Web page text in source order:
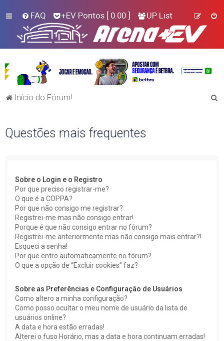
FAQ +EV Pontos [ 0.00 ] UP List
Início do Fórum!
Questões mais frequentes
Sobre o Login e o Registro
Por que preciso registrar-me?
O que é a COPPA?
Por que não consigo me registrar?
Registrei-me mas não consigo entrar!
Porque é que não consigo entrar no fórum?
Registrei-me anteriormente mas não consigo mais entrar?!
Esqueci a senha!
Por que entro automaticamente no fórum?
O que a opção de “Excluir cookies” faz?
Sobre as Preferências e Configuração de Usuários
Como altero a minha configuração?
Como posso ocultar o meu nome de usuário da lista de
usuários online?
A data e hora estão erradas!
Alterei o fuso Horário, mas a data e hora continuam erradas!